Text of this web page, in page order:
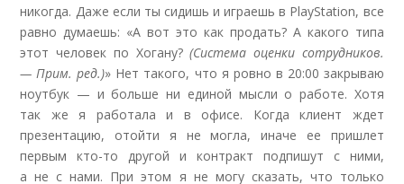
никогда. Даже если ты сидишь и играешь в PlayStation, все
равно думаешь: «А вот это как продать? А какого типа
этот человек по Хогану?(Система оценки сотрудников.
— Прим. ред.)» Нет такого, что я ровно в 20:00 закрываю
ноутбук — и больше ни единой мысли о работе. Хотя
так же я работала и в офисе. Когда клиент ждет
презентацию, отойти я не могла, иначе ее пришлет
первым кто-то другой и контракт подпишут с ними,
а не с нами. При этом я не могу сказать, что только